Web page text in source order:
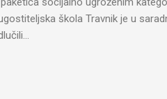
škola Travnik je u